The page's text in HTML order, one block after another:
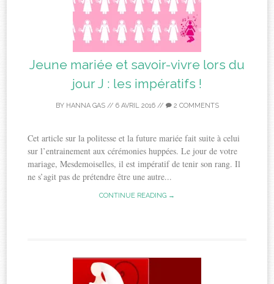
Jeune mariée et savoir-vivre lors du
jour J : les impératifs !
BY HANNA GAS// 6 AVRIL 2016// 2 COMMENTS
Cet article sur la politesse et la future mariée fait suite à celui
sur l’entrainement aux cérémonies huppées. Le jour de votre
mariage, Mesdemoiselles, il est impératif de tenir son rang. Il
ne s’agit pas de prétendre être une autre...
CONTINUE READING →